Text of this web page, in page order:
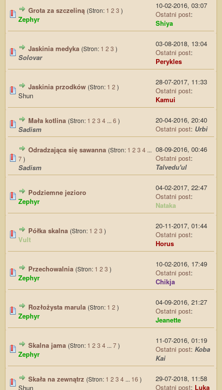
Grota za szczeliną (Stron: 1 2 3 )
Zephyr
10-02-2016, 03:07
Ostatni post:
Shiya
Jaskinia medyka (Stron: 1 2 3 )
Solovar
03-08-2018, 13:04
Ostatni post:
Perykles
Jaskinia przodków (Stron: 1 2 )
Shun
28-07-2017, 11:33
Ostatni post:
Kamui
Mała kotlina (Stron: 1 2 3 4 ... 6 )
Sadism
20-04-2016, 20:40
Ostatni post: Urbi
Odradzająca się sawanna (Stron: 1 2 3 4 ...
7)
Sadism
08-09-2016, 00:46
Ostatni post:
Talvedu'ul
Podziemne jezioro
Zephyr
04-02-2017, 22:47
Ostatni post:
Nataka
Półka skalna (Stron: 1 2 3 )
Vult
20-11-2017, 01:44
Ostatni post:
Horus
Przechowalnia (Stron: 1 2 3 )
Zephyr
10-02-2016, 17:49
Ostatni post:
Chikja
Rozłożysta marula (Stron: 1 2 )
Zephyr
04-09-2016, 21:27
Ostatni post:
Jeanette
Skalna jama (Stron: 1 2 3 4 ... 7)
Zephyr
11-07-2016, 01:19
Ostatni post: Koba
Kai
Skała na zewnątrz (Stron: 1 2 3 4 ... 16 )
Shun
29-07-2018, 11:58
Ostatni post: Luka